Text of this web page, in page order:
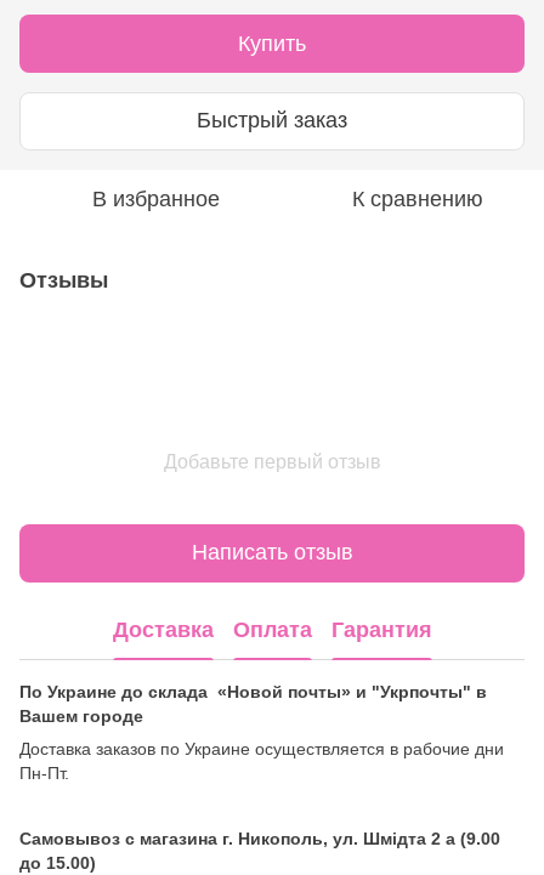
Купить
Быстрый заказ
В избранное К сравнению
Отзывы
Добавьте первый отзыв
Написать отзыв
Доставка Оплата Гарантия
По Украине до склада «Новой почты» и "Укрпочты" в
Вашем городе
Доставка заказов по Украине осуществляется в рабочие дни
Пн-Пт.
Самовывоз с магазина г. Никополь, ул. Шмідта 2 а (9.00
до 15.00)